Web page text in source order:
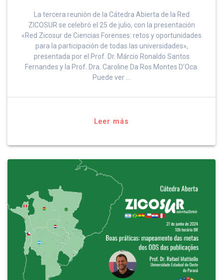
La tercera reunión de la Cátedra Abierta de la Red
ZICOSUR se celebró el 25 de julio, con la presentación
«Red Zicosur de Ciencias Forenses: retos y oportunidades
para la participación de todas las universidades»,
presentada por el Prof. Dr. Márcio Ronaldo Santos
Fernandes y la Prof. Dra. Caroline Da Ros Montes D’Oca.
Puede ver …
Leer más